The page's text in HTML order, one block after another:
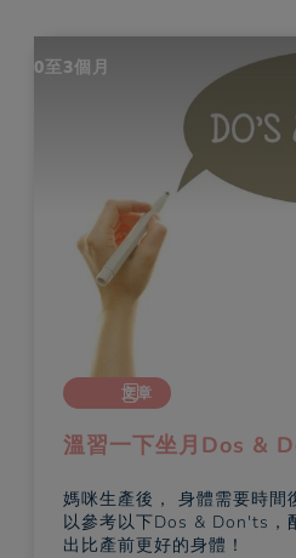
0至3個月
文章
溫習一下坐月Dos &
媽咪生產後， 身體需要時間
以參考以下Dos & Don'ts，
出比產前更好的身體！